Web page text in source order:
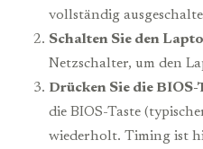
vollständig
Schalten Sie den
Netzschalter, um den
Drücken Sie die BIOS-
die BIOS-Taste
wiederholt. Timing ist